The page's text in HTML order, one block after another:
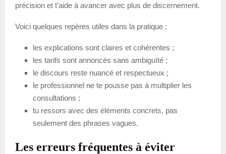
précision et t’aide à avancer avec plus de discernement.
Voici quelques repères utiles dans la pratique :
les explications sont claires et cohérentes ;
les tarifs sont annoncés sans ambiguïté ;
le discours reste nuancé et respectueux ;
le professionnel ne te pousse pas à multiplier les
consultations ;
tu ressors avec des éléments concrets, pas
seulement des phrases vagues.
Les erreurs fréquentes à éviter